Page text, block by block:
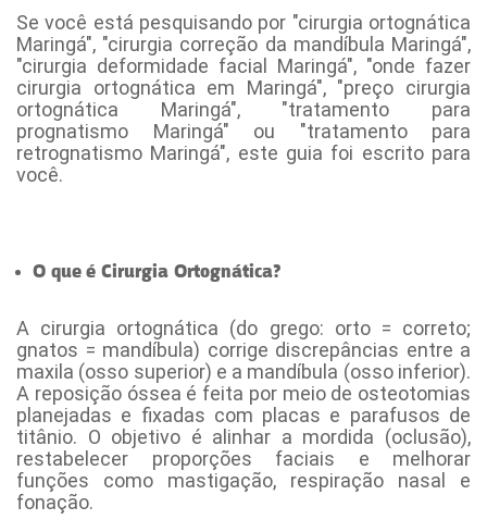
Se você está pesquisando por "cirurgia ortognática
Maringá", "cirurgia correção da mandíbula Maringá",
"cirurgia deformidade facial Maringá", "onde fazer
cirurgia ortognática em Maringá", "preço cirurgia
ortognática Maringá", "tratamento para
prognatismo Maringá" ou "tratamento para
retrognatismo Maringá", este guia foi escrito para
você.
O que é Cirurgia Ortognática?- [Cirurgia ortognática
A cirurgia ortognática (do grego: orto = correto;
gnatos = mandíbula) corrige discrepâncias entre a
maxila (osso superior) e a mandíbula (osso inferior).
A reposição óssea é feita por meio de osteotomias
planejadas e fixadas com placas e parafusos de
titânio. O objetivo é alinhar a mordida (oclusão),
restabelecer proporções faciais e melhorar
funções como mastigação, respiração nasal e
fonação.